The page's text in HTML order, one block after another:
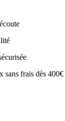
sans frais dès 400€